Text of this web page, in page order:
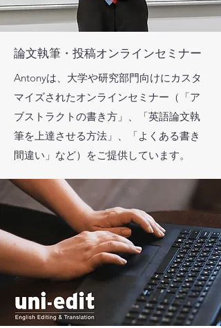
論文執筆・投稿オンラインセミナー
Antonyは、大学や研究部門向けにカスタ
マイズされたオンラインセミナー（「ア
ブストラクトの書き方」、「英語論文執
筆を上達させる方法」、「よくある書き
間違い」など）をご提供しています。